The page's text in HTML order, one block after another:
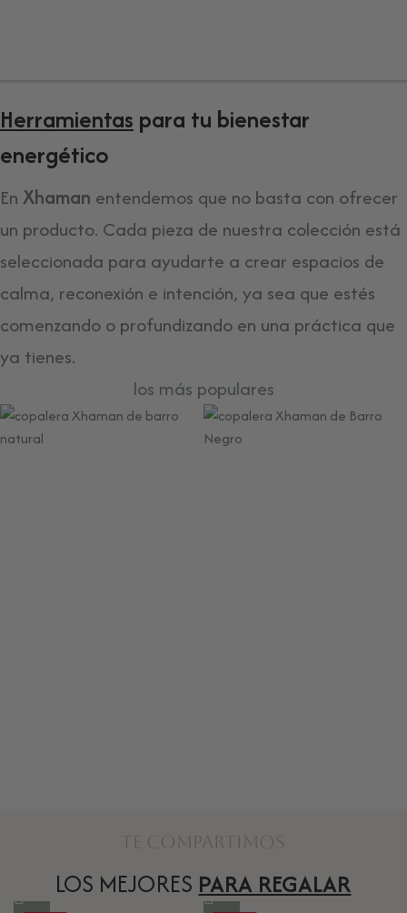
Herramientas para tu bienestar
energético
En Xhaman entendemos que no basta con ofrecer
un producto. Cada pieza de nuestra colección está
seleccionada para ayudarte a crear espacios de
calma, reconexión e intención, ya sea que estés
comenzando o profundizando en una práctica que
ya tienes.
los más populares
Te compartimos
LOS MEJORES PARA REGALAR